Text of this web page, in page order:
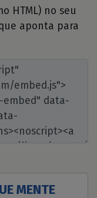
HTML) no seu
aponta para
MENTE